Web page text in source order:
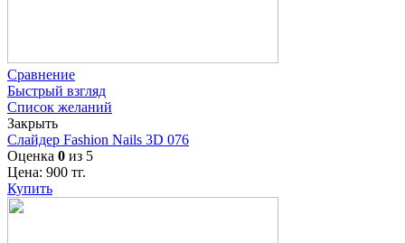
Сравнение
Быстрый взгляд
Список желаний
Закрыть
Слайдер Fashion Nails 3D 076
Оценка 0 из 5
Цена: 900 тг.
Купить